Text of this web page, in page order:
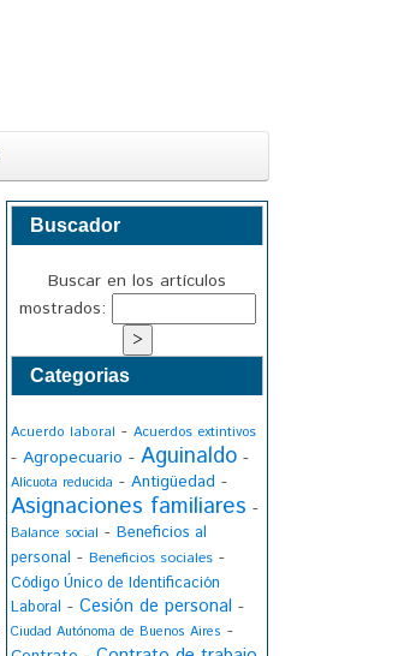
Buscador
Buscar en los artículos
mostrados:
Categorias
Acuerdo laboral - Acuerdos extintivos
- Agropecuario - Aguinaldo -
Alícuota reducida - Antigüedad -
Asignaciones familiares -
Balance social - Beneficios al
personal - Beneficios sociales -
Código Único de Identificación
Laboral - Cesión de personal -
Ciudad Autónoma de Buenos Aires -